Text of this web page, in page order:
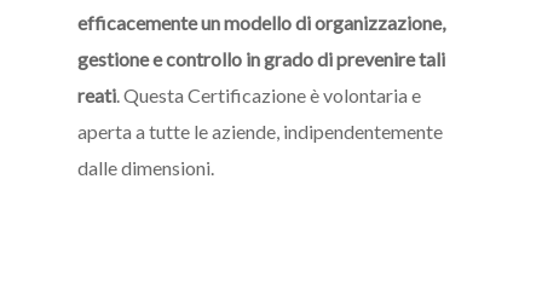
efficacemente un modello di organizzazione,
gestione e controllo in grado di prevenire tali
reati. Questa Certificazione è volontaria e
aperta a tutte le aziende, indipendentemente
dalle dimensioni.